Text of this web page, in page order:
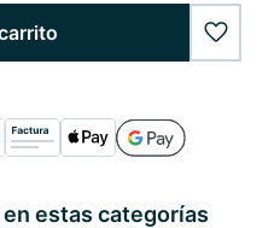
estas categorías